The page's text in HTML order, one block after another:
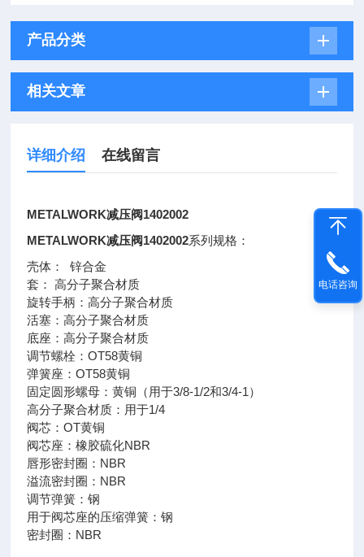
产品分类
相关文章
详细介绍 在线留言
METALWORK减压阀1402002
METALWORK减压阀1402002系列规格：
壳体： 锌合金
套： 高分子聚合材质
旋转手柄：高分子聚合材质
活塞：高分子聚合材质
底座：高分子聚合材质
调节螺栓：OT58黄铜
弹簧座：OT58黄铜
固定圆形螺母：黄铜（用于3/8-1/2和3/4-1）
高分子聚合材质：用于1/4
阀芯：OT黄铜
阀芯座：橡胶硫化NBR
唇形密封圈：NBR
溢流密封圈：NBR
调节弹簧：钢
用于阀芯座的压缩弹簧：钢
密封圈：NBR
电话咨询